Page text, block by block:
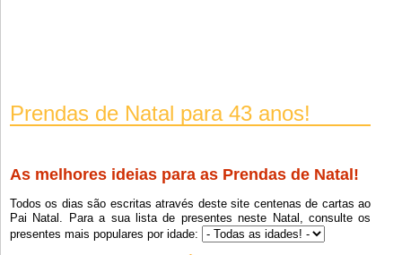
Prendas de Natal para 43 anos!
As melhores ideias para as Prendas de Natal!
Todos os dias são escritas através deste site centenas de cartas ao
Pai Natal. Para a sua lista de presentes neste Natal, consulte os
presentes mais populares por idade: